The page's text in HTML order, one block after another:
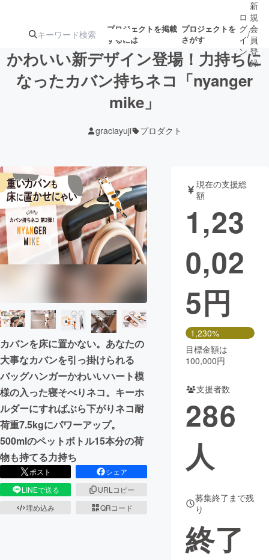
プロジェクトを掲載
するには
プロジェクトを
さがす
注目の新着プロ 募集終了が近いプ
テクノロジー・ガジェット
映像・映画 書籍・雑誌
ビジネス・起業 チャレンジ
まちづくり・地域活性化
CAMPFIRE for Social Good
CAMPFIRE Creation
CAMPFIREふるさと納税machi-ya コミュニティ
ロ
グ
イ
ン
/
新
規
会
員
登
録
かわいい新デザイン登場！力持ちに
なったカバン持ちネコ「nyanger
mike」
graciayuji プロダクト
カバンを床に置かない。あなたの
大事なカバンを引っ掛けられる
バッグハンガーかわいいハート模
様の入った寝そべりネコ。キーホ
ルダーにすればぶら下がりネコ耐
荷重7.5kgにパワーアップ。
500mlのペットボトル15本分の荷
物も持てる力持ち
ポスト
シェア
LINEで送る
URLコピー
埋め込み
QRコード
現在の支援総
額
1,23
0,02
5円
1,230%
目標金額は
100,000円
支援者数
286
人
募集終了まで残
り
終了